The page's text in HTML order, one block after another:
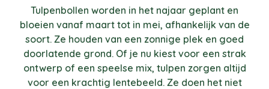
Tulpenbollen worden in het najaar geplant en
bloeien vanaf maart tot in mei, afhankelijk van de
soort. Ze houden van een zonnige plek en goed
doorlatende grond. Of je nu kiest voor een strak
ontwerp of een speelse mix, tulpen zorgen altijd
voor een krachtig lentebeeld. Ze doen het niet